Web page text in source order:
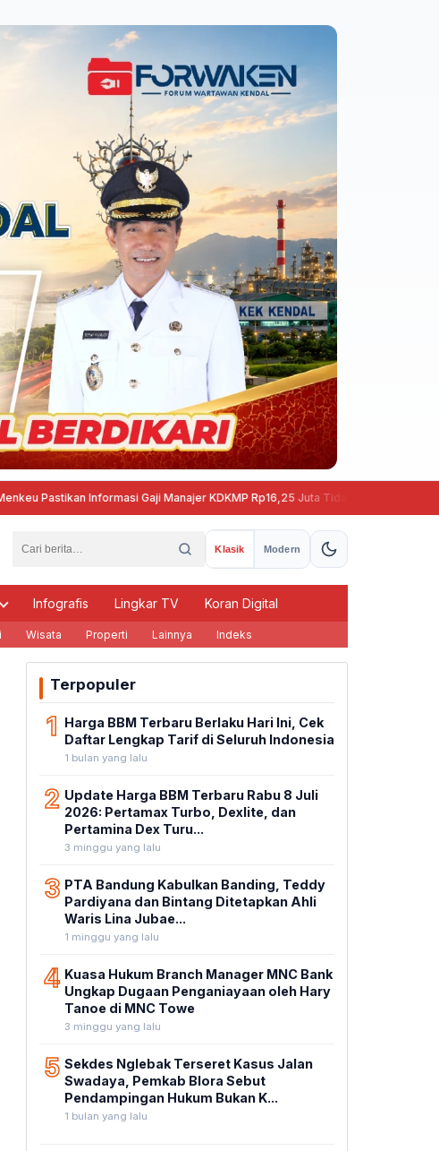
Pastikan Informasi Gaji Manajer KDKMP Rp16,25 Juta Tidak Benar
Klasik Modern
Infografis Lingkar TV Koran Digital
Wisata Properti Lainnya Indeks
Terpopuler
1 Harga BBM Terbaru Berlaku Hari Ini, Cek
Daftar Lengkap Tarif di Seluruh Indonesia
1 bulan yang lalu
2 Update Harga BBM Terbaru Rabu 8 Juli
2026: Pertamax Turbo, Dexlite, dan
Pertamina Dex Turu...
3 minggu yang lalu
3 PTA Bandung Kabulkan Banding, Teddy
Pardiyana dan Bintang Ditetapkan Ahli
Waris Lina Jubae...
1 minggu yang lalu
4 Kuasa Hukum Branch Manager MNC Bank
Ungkap Dugaan Penganiayaan oleh Hary
Tanoe di MNC Towe
3 minggu yang lalu
5 Sekdes Nglebak Terseret Kasus Jalan
Swadaya, Pemkab Blora Sebut
Pendampingan Hukum Bukan K...
1 bulan yang lalu